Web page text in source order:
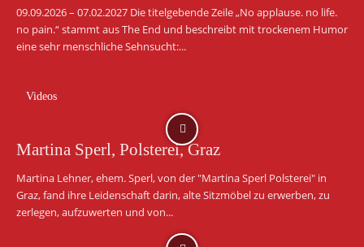
09.09.2026 – 07.02.2027 Die titelgebende Zeile „No applause. no life.
no pain.“ stammt aus The End und beschreibt mit trockenem Humor
eine sehr menschliche Sehnsucht:...
Videos
Martina Sperl, Polsterei, Graz
Martina Lehner, ehem. Sperl, von der "Martina Sperl Polsterei" in
Graz, fand ihre Leidenschaft darin, alte Sitzmöbel zu erwerben, zu
zerlegen, aufzuwerten und von...